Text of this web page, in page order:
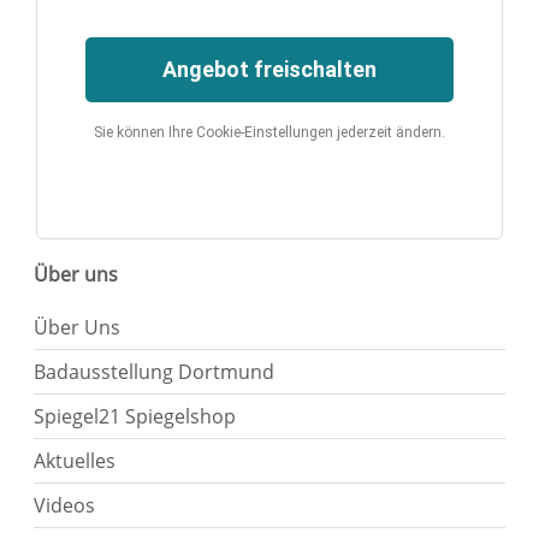
Angebot freischalten
Sie können Ihre Cookie-Einstellungen jederzeit ändern.
Über uns
Über Uns
Badausstellung Dortmund
Spiegel21 Spiegelshop
Aktuelles
Videos